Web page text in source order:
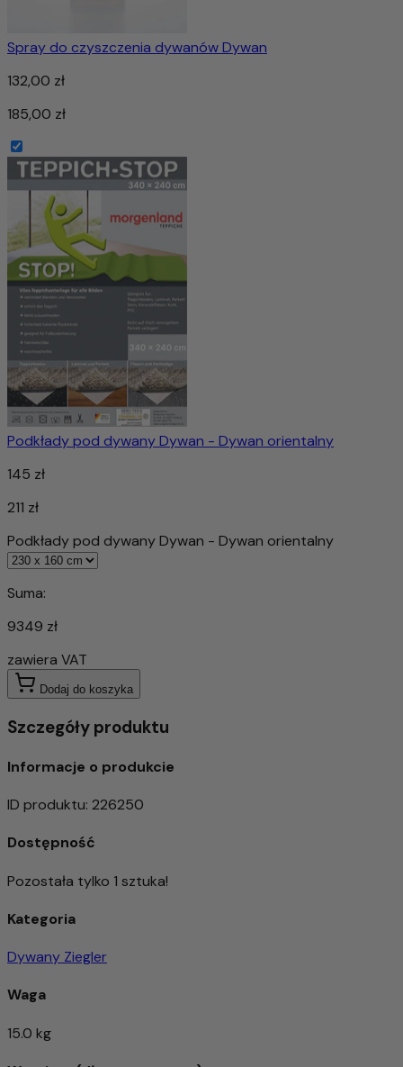
Spray do czyszczenia dywanów Dywan
132,00 zł
185,00 zł
Podkłady pod dywany Dywan - Dywan orientalny
145 zł
211 zł
Podkłady pod dywany Dywan - Dywan orientalny
Suma:
9349 zł
zawiera VAT
Dodaj do koszyka
Szczegóły produktu
Informacje o produkcie
ID produktu: 226250
Dostępność
Pozostała tylko 1 sztuka!
Kategoria
Dywany Ziegler
Waga
15.0 kg